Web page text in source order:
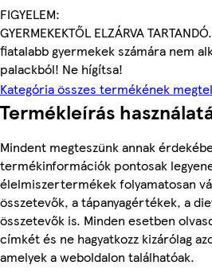
FIGYELEM:
GYERMEKEKTŐL ELZÁRVA
fiatalabb gyermekek számára nem
palackból! Ne hígítsa!
Kategória összes termékének
Termékleírás
Mindent megteszünk annak
termékinformációk pontosak
élelmiszertermékek folyamatosan
összetevők, a tápanyagértékek, a
összetevők is. Minden esetben
címkét és ne hagyatkozz kizárólag
amelyek a weboldalon találhatóak.